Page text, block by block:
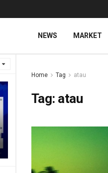
NEWS MARKET
Home Tag atau
Tag: atau